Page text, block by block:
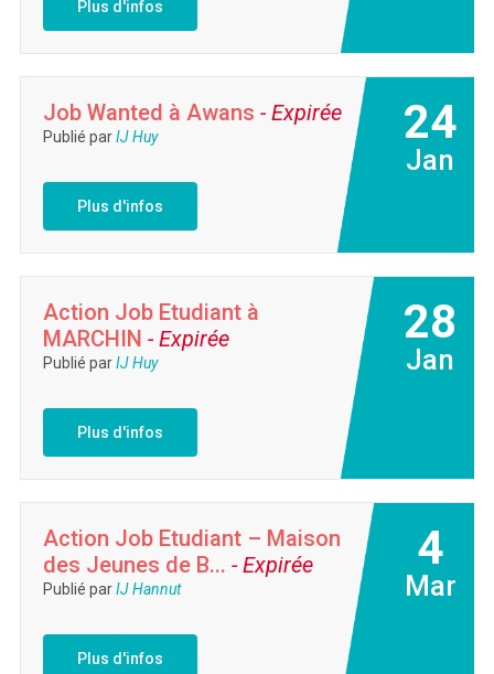
Plus d'infos
Job Wanted à Awans - Expirée
Publié par IJ Huy
Plus d'infos
24
Jan
Action Job Etudiant à
MARCHIN - Expirée
Publié par IJ Huy
Plus d'infos
28
Jan
Action Job Etudiant – Maison
des Jeunes de B... - Expirée
Publié par IJ Hannut
Plus d'infos
4
Mar